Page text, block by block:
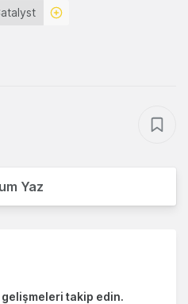
Yaz
takip edin.